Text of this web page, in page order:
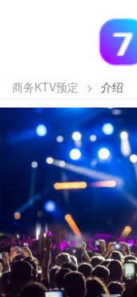
商务KTV预定 > 介绍